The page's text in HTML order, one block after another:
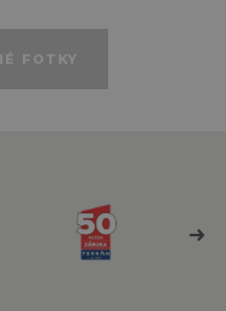
FOTKY